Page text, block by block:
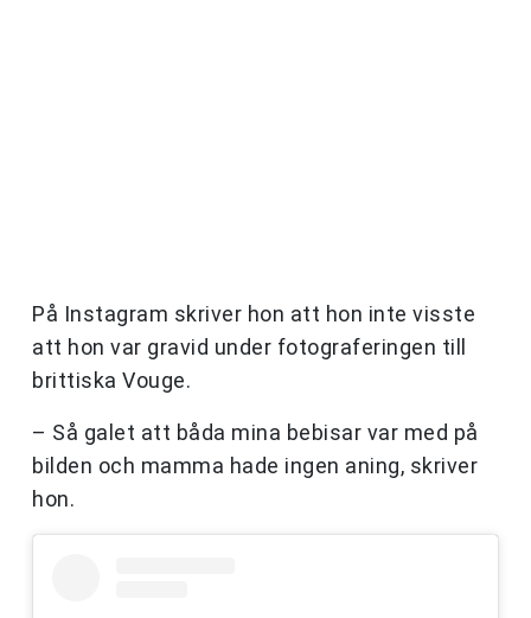
På Instagram skriver hon att hon inte visste
att hon var gravid under fotograferingen till
brittiska Vouge.
– Så galet att båda mina bebisar var med på
bilden och mamma hade ingen aning, skriver
hon.